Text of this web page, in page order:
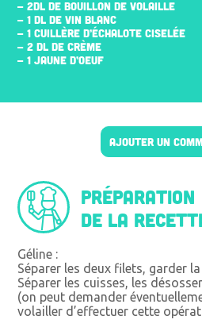
- 2DL DE BOUILLON DE VOLAILLE
- 1 DL DE VIN BLANC
- 1 CUILLÈRE D’ÉCHALOTE CISELÉE
- 2 DL DE CRÈME
- 1 JAUNE D’ŒUF
AJOUTER UN
Préparation
de la
Géline :
Séparer les deux filets, garder
Séparer les cuisses, les
(on peut demander
volailler d’effectuer cette